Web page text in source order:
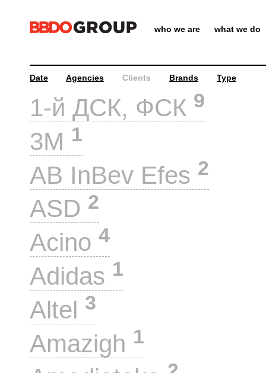
who we are what we do
Date Agencies Clients Brands Type
1-й ДСК, ФСК 9
3M 1
AB InBev Efes 2
ASD 2
Acino 4
Adidas 1
Altel 3
Amazigh 1